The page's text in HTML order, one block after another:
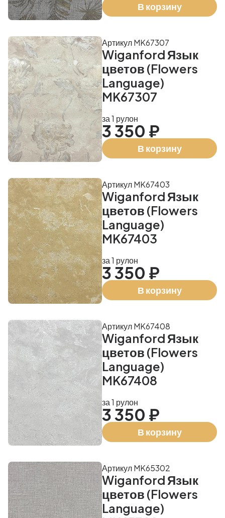
В корзину
Wiganford Язык
цветов (Flowers
Language)
MK67307
Артикул MK67307
за 1 рулон
3 350 ₽
В корзину
Wiganford Язык
цветов (Flowers
Language)
MK67403
Артикул MK67403
за 1 рулон
3 350 ₽
В корзину
Wiganford Язык
цветов (Flowers
Language)
MK67408
Артикул MK67408
за 1 рулон
3 350 ₽
В корзину
Wiganford Язык
цветов (Flowers
Language)
Артикул MK65302